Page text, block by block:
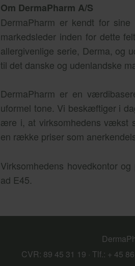
Om DermaPharm A/S
DermaPharm er kendt for
markedsleder inden for dette
allergivenlige serie, Derma, og
til det danske og udenlandske
DermaPharm er en
uformel tone. Vi beskæftiger i
ære i, at virksomhedens vækst
en række priser som
Virksomhedens hovedkontor
ad E45.
CVR: 89 45 31 19 · Tlf.: + 45